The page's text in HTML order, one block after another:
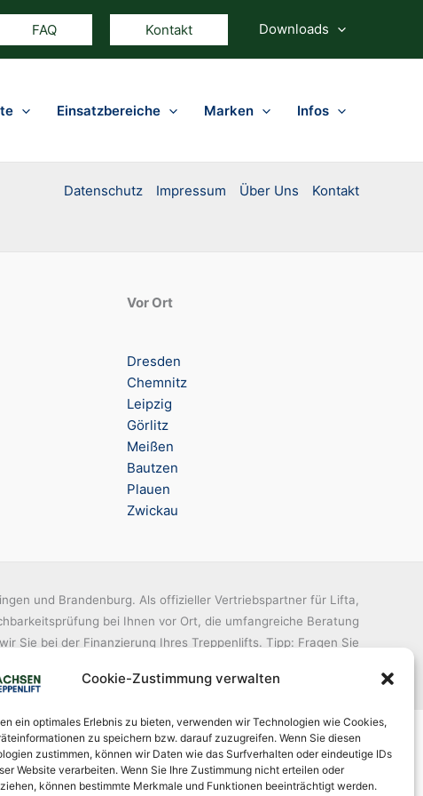
Cookie-Zustimmung verwalten
ein optimales Erlebnis zu bieten, verwenden wir Technologien wie Cookies,
zu speichern bzw. darauf zuzugreifen. Wenn Sie diesen
zustimmen, können wir Daten wie das Surfverhalten oder eindeutige IDs
Website verarbeiten. Wenn Sie Ihre Zustimmung nicht erteilen oder
können bestimmte Merkmale und Funktionen beeinträchtigt werden.
FAQ Kontakt Downloads
Einsatzbereiche Marken Infos
Datenschutz Impressum Über Uns Kontakt
Vor Ort
Dresden
Chemnitz
Leipzig
Görlitz
Meißen
Bautzen
Plauen
Zwickau
und Brandenburg. Als offizieller Vertriebspartner für Lifta,
bei Ihnen vor Ort, die umfangreiche Beratung
Sie bei der Finanzierung Ihres Treppenlifts. Tipp: Fragen Sie
insgesamt